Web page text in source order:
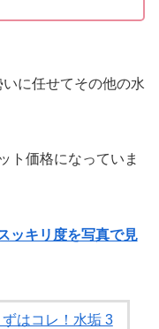
に任せてその他の水
ト価格になっていま
ッキリ度を写真で見
ずはコレ！水垢 3